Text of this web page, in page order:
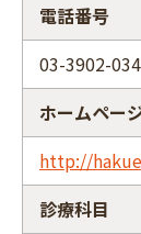
電話番号
03-3902-
ホームペー
http://
診療科目